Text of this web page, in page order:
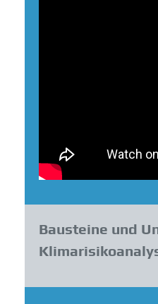
Bausteine und